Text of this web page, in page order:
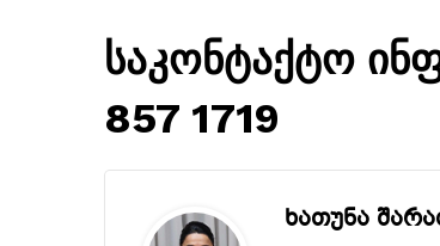
საკონტაქტო
857 1719
ხათუნა